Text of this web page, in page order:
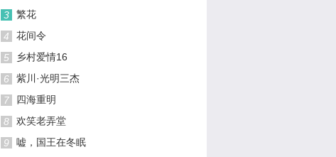
3
繁花
4
花间令
5
乡村爱情16
6
紫川·光明三杰
7
四海重明
8
欢笑老弄堂
9
嘘，国王在冬眠